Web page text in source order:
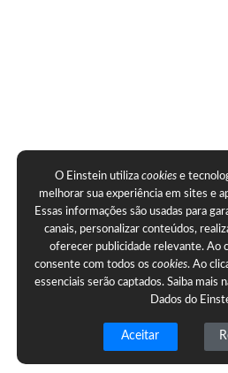
O Einstein utilizacookies e
melhorar sua experiência em sites e
Essas informações são usadas para
canais, personalizar conteúdos,
oferecer publicidade relevante. Ao
consente com todos oscookies. Ao
essenciais serão captados. Saiba mais
Dados do
Aceitar